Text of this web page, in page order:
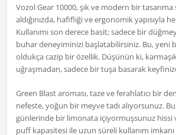
Vozol Gear 10000, şık ve modern bir tasarıma
aldığınızda, hafifliği ve ergonomik yapısıyla
Kullanımı son derece basit; sadece bir
buhar deneyiminizi başlatabilirsiniz. Bu, yeni
oldukça cazip bir özellik. Düşünün ki,
uğraşmadan, sadece bir tuşa basarak
Green Blast aroması, taze ve ferahlatıcı bir
nefeste, yoğun bir meyve tadı alıyorsunuz.
günlerinde bir limonata içiyormuşsunuz hissi
puff kapasitesi ile uzun süreli kullanım